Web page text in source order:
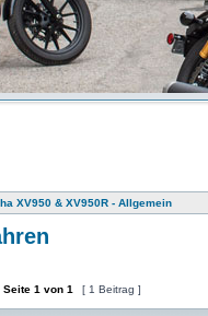
XV950 & XV950R - Allgemein
Seite 1 von 1 [ 1 Beitrag ]